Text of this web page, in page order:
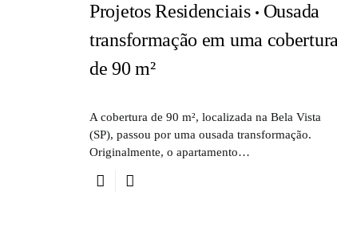
Projetos Residenciais
Ousada
transformação em uma cobertura
de 90 m²
A cobertura de 90 m², localizada na Bela Vista
(SP), passou por uma ousada transformação.
Originalmente, o apartamento…